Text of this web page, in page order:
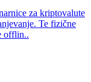
za kriptovalute
Te fizične
offlin..